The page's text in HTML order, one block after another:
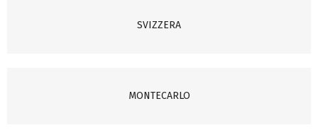
SVIZZERA
MONTECARLO